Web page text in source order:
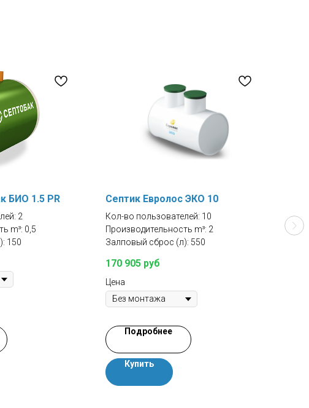
БИО 1.5 PR
2
m³: 0,5
150
Септик Евролос ЭКО 10
Кол-во пользователей: 10
Производительность m³: 2
Залповый сброс (л): 550
170 905 руб
Цена
Подробнее
Купить
Кол-